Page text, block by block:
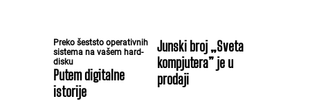
Preko šeststo operativnih
sistema na vašem hard-
disku
Putem digitalne
istorije
Junski broj „Sveta
kompjutera” je u
prodaji